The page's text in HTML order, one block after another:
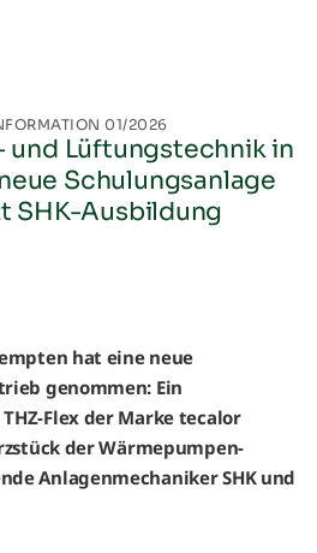
01/2026
und Lüftungstechnik in
Schulungsanlage
SHK-Ausbildung
hat eine neue
genommen: Ein
Flex der Marke tecalor
der Wärmepumpen-
Anlagenmechaniker SHK und